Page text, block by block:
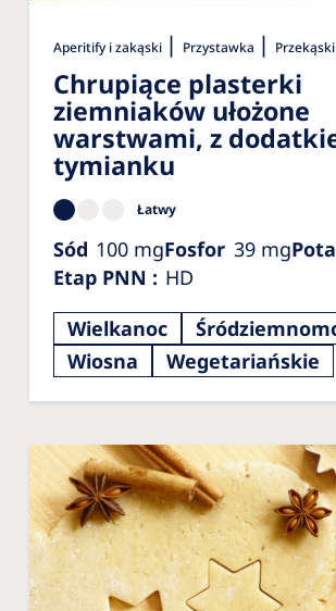
Aperitify i zakąski | Przystawka | Przekąski
Chrupiące plasterki
ziemniaków ułożone
warstwami, z
tymianku
Łatwy
Sód 100 mgFosfor 39 mg
Etap PNN : HD
Wielkanoc
Wiosna
Wegetariańskie